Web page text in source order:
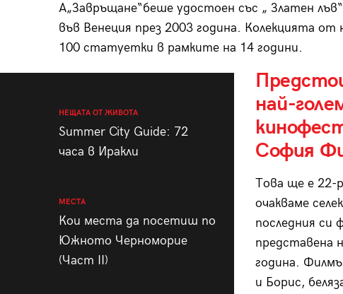
А„Завръщане“беше удостоен със „ Златен
във Венеция през 2003 година. Колекцията от
100 статуетки в рамките на 14 години.
НЕЩАТА ОТ ЖИВОТА
Summer City Guide: 72
часа в Иракли
МЕСТА
Кои места да посетиш по
Южното Черноморие
(Част II)
най-
София
Това ще е 22-
очакваме
последния си
представена
година.
и Борис,